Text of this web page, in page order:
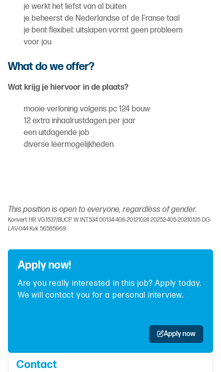
je werkt het liefst van al buiten
je beheerst de Nederlandse of de Franse taal
je bent flexibel: uitslapen vormt geen probleem
voor jou
What do we offer?
Wat krijg je hiervoor in de plaats?
mooie verloning volgens pc 124 bouw
12 extra inhaalrustdagen per jaar
een uitdagende job
diverse leermogelijkheden
This position is open to everyone, regardless of gender.
Konvert HR VG.1537/BUCP W.INT.534 00134-406-20121024 20252-405-20210125 DG-
LAV-044 Kvk 56585969
Apply now!
Are you really interested in this job? Apply today.
We will contact you for a personal interview.
Apply now
Contact